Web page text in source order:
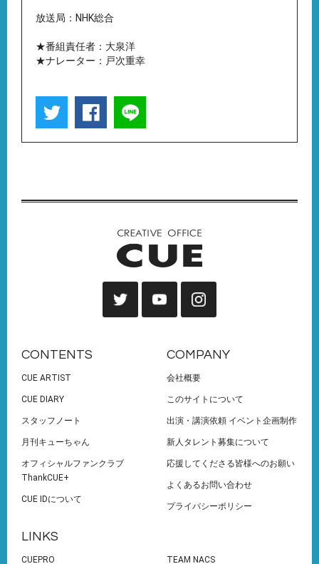
放送局：NHK総合
★番組責任者：大泉洋
★ナレーター：戸次重幸
CONTENTS
CUE ARTIST
CUE DIARY
スタッフノート
月刊キューちゃん
オフィシャルファンクラブ
ThankCUE+
CUE IDについて
COMPANY
会社概要
このサイトについて
出演・講演依頼 イベント企画制作
新人タレント募集について
応援してくださる皆様へのお願い
よくあるお問い合わせ
プライバシーポリシー
LINKS
CUEPRO TEAM NACS